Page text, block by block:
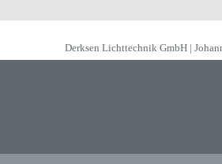
Derksen Lichttechnik GmbH |